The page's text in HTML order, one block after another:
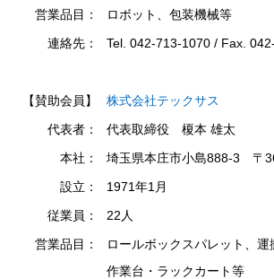
営業品目：
ロボット、包装機械等
連絡先：
Tel. 042-713-1070 / Fax.
【賛助会員】
株式会社テックサス
代表者：
代表取締役 榎本 雄太
本社：
埼玉県本庄市小島888-3 〒
設立：
1971年1月
従業員：
22人
営業品目：
ロールボックスパレット、運
作業台・ラックカート等